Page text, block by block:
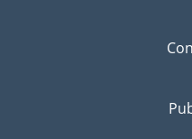
Eliminare il rischio non è